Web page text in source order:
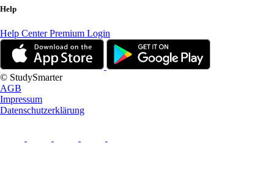
Help
Help CenterPremium Login
© StudySmarter
AGB
Impressum
Datenschutzerklärung